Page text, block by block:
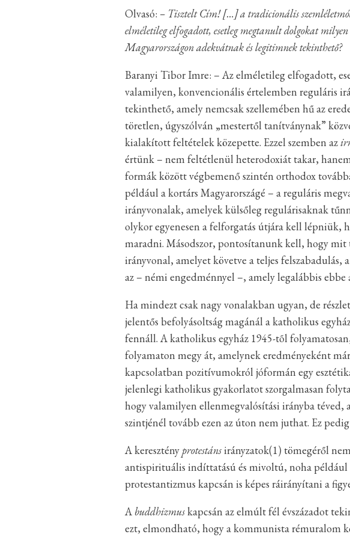
Olvasó: – Tisztelt Cím! […] a tradicionális
elméletileg elfogadott, esetleg megtanult dolgokat
Magyarországon adekvátnak és legitimnek tekinthető?
Baranyi Tibor Imre: – Az elméletileg elfogadott,
valamilyen, konvencionális értelemben reguláris
tekinthető, amely nemcsak szellemében hű az
töretlen, úgyszólván „mestertől tanítványnak”
kialakított feltételek közepette. Ezzel szemben az
értünk – nem feltétlenül heterodoxiát takar,
formák között végbemenő szintén orthodox
például a kortárs Magyarországé – a reguláris
irányvonalak, amelyek külsőleg regulárisaknak
olykor egyenesen a felforgatás útjára kell lépniük,
maradni. Másodszor, pontosítanunk kell, hogy
irányvonal, amelyet követve a teljes
az – némi engedménnyel –, amely legalábbis ebbe
Ha mindezt csak nagy vonalakban ugyan, de
jelentős befolyásoltság magánál a katholikus
fennáll. A katholikus egyház 1945-tõl
folyamaton megy át, amelynek eredményeként
kapcsolatban pozitívumokról jóformán egy
jelenlegi katholikus gyakorlatot szorgalmasan
hogy valamilyen ellenmegvalósítási irányba
szintjénél tovább ezen az úton nem juthat. Ez
A keresztény protestánsirányzatok(1) tömegéről
antispirituális indíttatású és mivoltú, noha például
protestantizmus kapcsán is képes ráirányítani a
A buddhizmuskapcsán az elmúlt fél évszázadot
ezt, elmondható, hogy a kommunista rémuralom